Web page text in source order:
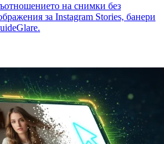
на снимки без
за Instagram Stories, банери